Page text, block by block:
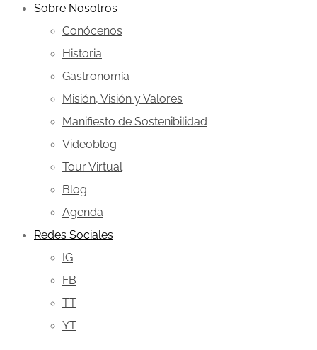
Sobre Nosotros
Conócenos
Historia
Gastronomía
Misión, Visión y Valores
Manifiesto de Sostenibilidad
Videoblog
Tour Virtual
Blog
Agenda
Redes Sociales
IG
FB
TT
YT